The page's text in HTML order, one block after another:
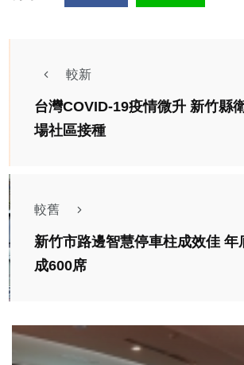
較新
台灣COVID-19疫情微升 新竹縣
場社區接種
較舊
新竹市路邊智慧停車柱成效佳 年
成600席